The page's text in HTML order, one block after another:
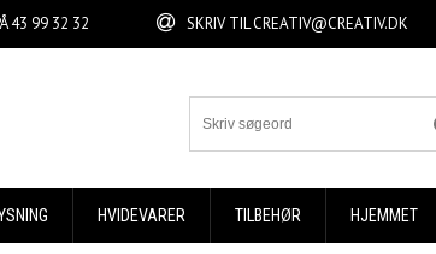
43 99 32 32 SKRIV TILCREATIV@CREATIV.DK
HVIDEVARER TILBEHØR HJEMMET